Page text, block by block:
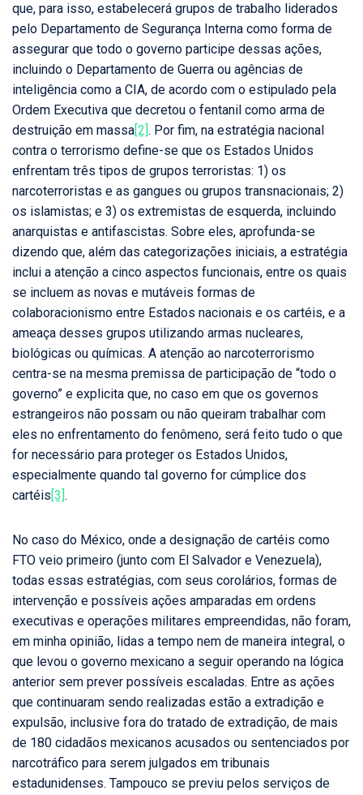
que, para isso, estabelecerá grupos de trabalho liderados
pelo Departamento de Segurança Interna como forma de
assegurar que todo o governo participe dessas ações,
incluindo o Departamento de Guerra ou agências de
inteligência como a CIA, de acordo com o estipulado pela
Ordem Executiva que decretou o fentanil como arma de
destruição em massa [2] . Por fim, na estratégia nacional
contra o terrorismo define-se que os Estados Unidos
enfrentam três tipos de grupos terroristas: 1) os
narcoterroristas e as gangues ou grupos transnacionais; 2)
os islamistas; e 3) os extremistas de esquerda, incluindo
anarquistas e antifascistas. Sobre eles, aprofunda-se
dizendo que, além das categorizações iniciais, a estratégia
inclui a atenção a cinco aspectos funcionais, entre os quais
se incluem as novas e mutáveis formas de
colaboracionismo entre Estados nacionais e os cartéis, e a
ameaça desses grupos utilizando armas nucleares,
biológicas ou químicas. A atenção ao narcoterrorismo
centra-se na mesma premissa de participação de “todo o
governo” e explicita que, no caso em que os governos
estrangeiros não possam ou não queiram trabalhar com
eles no enfrentamento do fenômeno, será feito tudo o que
for necessário para proteger os Estados Unidos,
especialmente quando tal governo for cúmplice dos
cartéis [3] .
No caso do México, onde a designação de cartéis como
FTO veio primeiro (junto com El Salvador e Venezuela),
todas essas estratégias, com seus corolários, formas de
intervenção e possíveis ações amparadas em ordens
executivas e operações militares empreendidas, não foram,
em minha opinião, lidas a tempo nem de maneira integral, o
que levou o governo mexicano a seguir operando na lógica
anterior sem prever possíveis escaladas. Entre as ações
que continuaram sendo realizadas estão a extradição e
expulsão, inclusive fora do tratado de extradição, de mais
de 180 cidadãos mexicanos acusados ou sentenciados por
narcotráfico para serem julgados em tribunais
estadunidenses. Tampouco se previu pelos serviços de